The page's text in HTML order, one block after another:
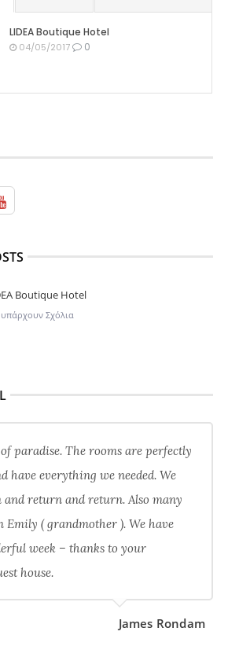
LIDEA Boutique Hotel
04/05/2017 0
Boutique Hotel
υπάρχουν Σχόλια
paradise. The rooms are perfectly
have everything we needed. We
return and return. Also many
Emily ( grandmother ). We have
week – thanks to your
house.
James Rondam